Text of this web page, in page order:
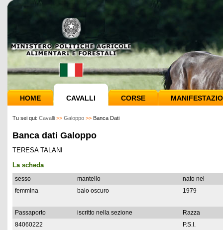
HOME CAVALLI CORSE
Tu sei qui: Cavalli >> Galoppo >> Banca Dati
Banca dati Galoppo
TERESA TALANI
La scheda
sesso mantello
nato nel
femmina
baio oscuro 1979
Passaporto iscritto nella sezione
Razza
84060222
P.S.I.